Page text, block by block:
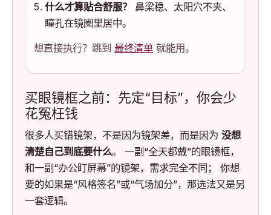
什么才算贴合舒服？ 鼻梁稳、太阳穴不夹、
瞳孔在镜圈里居中。
想直接执行？跳到 最终清单 就能用。
买眼镜框之前：先定“目标”，你会少
花冤枉钱
很多人买错镜架，不是因为镜架差，而是因为 没想
清楚自己到底要什么。 一副“全天都戴”的眼镜框，
和一副“办公盯屏幕”的镜架，需求完全不同； 你想
要的如果是“风格签名”或“气场加分”，那选法又是另
一套逻辑。